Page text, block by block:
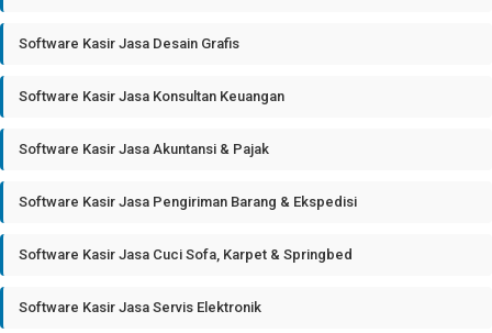
Software Kasir Jasa Desain Grafis
Software Kasir Jasa Konsultan Keuangan
Software Kasir Jasa Akuntansi & Pajak
Software Kasir Jasa Pengiriman Barang & Ekspedisi
Software Kasir Jasa Cuci Sofa, Karpet & Springbed
Software Kasir Jasa Servis Elektronik